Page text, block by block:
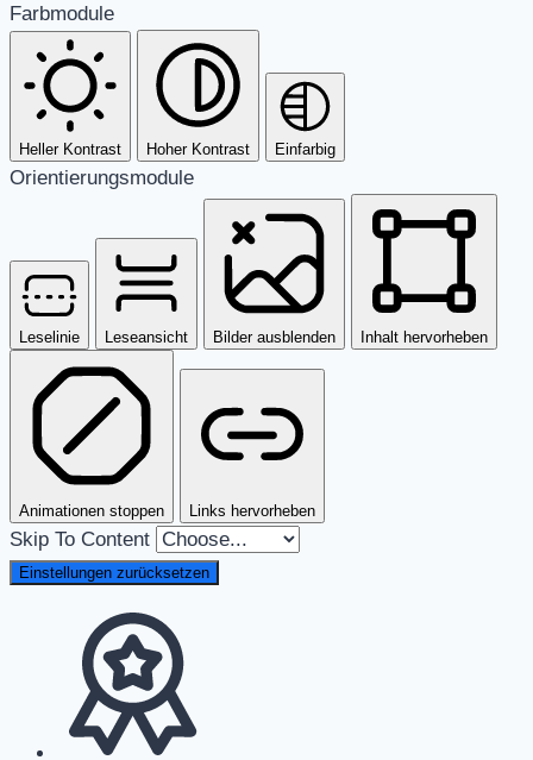
Farbmodule
Heller Kontrast Hoher Kontrast Einfarbig
Orientierungsmodule
Leselinie Leseansicht Bilder ausblenden Inhalt hervorheben
Animationen stoppen Links hervorheben
Skip To Content
Einstellungen zurücksetzen